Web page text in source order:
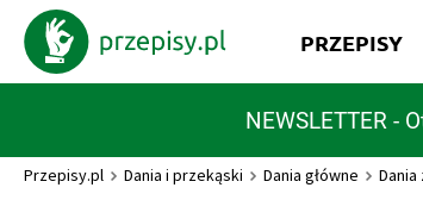
NEWSLETTER -
PRZEPISY
Przepisy.pl Dania i przekąski Dania główne Dania